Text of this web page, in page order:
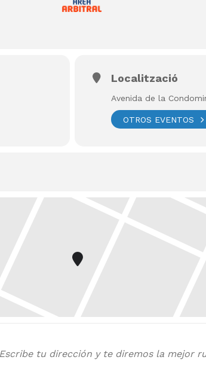
Localització
Avenida de la
OTROS EVENTOS